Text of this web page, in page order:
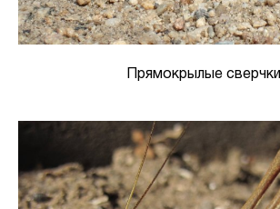
Прямокрылые сверчки